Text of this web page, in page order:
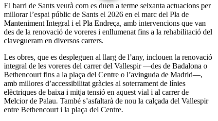
El barri de Sants veurà com es duen a terme seixanta actuacions per
millorar l’espai públic de Sants el 2026 en el marc del Pla de
Manteniment Integral i el Pla Endreça, amb intervencions que van
des de la renovació de voreres i enllumenat fins a la rehabilitació del
clavegueram en diversos carrers.
Les obres, que es despleguen al llarg de l’any, inclouen la renovació
integral de les voreres del carrer del Vallespir —des de Badalona o
Bethencourt fins a la plaça del Centre o l’avinguda de Madrid—,
amb millores d’accessibilitat gràcies al soterrament de línies
elèctriques de baixa i mitja tensió en aquest vial i al carrer de
Melcior de Palau. També s’asfaltarà de nou la calçada del Vallespir
entre Bethencourt i la plaça del Centre.